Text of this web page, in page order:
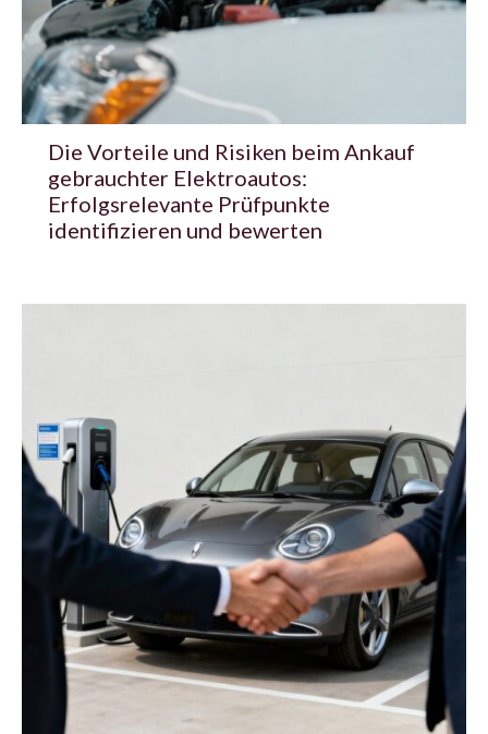
Die Vorteile und Risiken beim Ankauf
gebrauchter Elektroautos:
Erfolgsrelevante Prüfpunkte
identifizieren und bewerten